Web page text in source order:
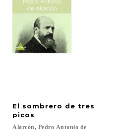
El sombrero de tres
picos
Alarcón, Pedro Antonio de